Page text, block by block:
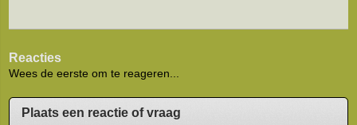
Reacties
Wees de eerste om te reageren...
Plaats een reactie of vraag